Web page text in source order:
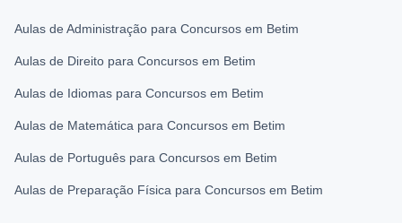
Aulas de Administração para Concursos em Betim
Aulas de Direito para Concursos em Betim
Aulas de Idiomas para Concursos em Betim
Aulas de Matemática para Concursos em Betim
Aulas de Português para Concursos em Betim
Aulas de Preparação Física para Concursos em Betim